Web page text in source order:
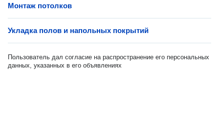
Монтаж потолков
Укладка полов и напольных покрытий
Пользователь дал согласие на распространение его персональных
данных, указанных в его объявлениях